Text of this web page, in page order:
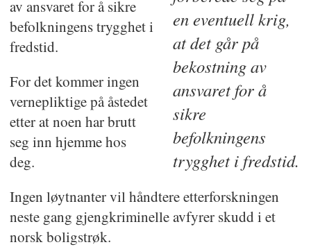
en eventuell krig,
at det går på
bekostning av
ansvaret for å
sikre
befolkningens
trygghet i fredstid.
av ansvaret for å sikre
befolkningens trygghet i
fredstid.
For det kommer ingen
vernepliktige på åstedet
etter at noen har brutt
seg inn hjemme hos
deg.
Ingen løytnanter vil håndtere etterforskningen
neste gang gjengkriminelle avfyrer skudd i et
norsk boligstrøk.